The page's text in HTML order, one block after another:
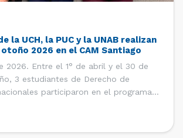
la UCH, la PUC y la UNAB realizan
2026 en el CAM Santiago
2026. Entre el 1° de abril y el 30 de
3 estudiantes de Derecho de
participaron en el programa
Comercio de Santiago (CCS). Así, se